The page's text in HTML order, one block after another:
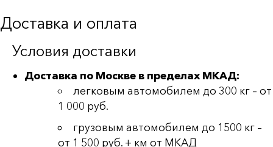
Доставка и оплата
Условия доставки
Доставка по Москве в пределах МКАД:
легковым автомобилем до 300 кг – от
1 000 руб.
грузовым автомобилем до 1500 кг –
от 1 500 руб. + км от МКАД